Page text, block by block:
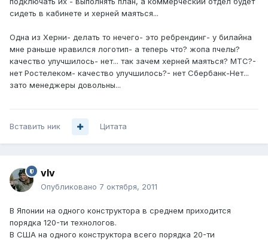
сидеть в кабинете и херней маяться...
Одна из Херни- делать то нечего- это ребрендинг- у билайна
мне раньше нравился логотип- а теперь что? жопа пчелы?
качество улучшилось- нет... так зачем херней маяться? МТС?-
нет Ростелеком- качество улучшилось?- нет Сбербанк-Нет...
зато менеджеры довольны...
Вставить ник Цитата
vIv
Опубликовано 7 октября, 2011
В Японии на одного конструктора в среднем приходится
порядка 120-ти технологов.
В США на одного конструктора всего порядка 20-ти